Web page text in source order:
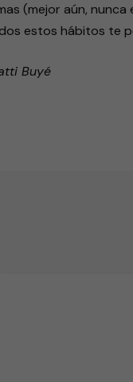
(mejor aún,
estos hábitos te
Buyé